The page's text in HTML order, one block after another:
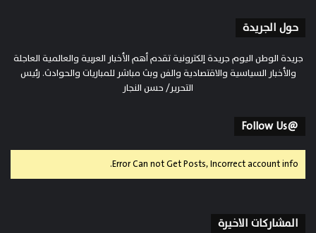
حول الجريدة
جريدة الوطن اليوم جريدة إلكترونية تقدم أهم الأخبار العربية والعالمية العاجلة
والأخبار السياسية والاقتصادية والفن وبث مباشر للمباريات والحوادث. رئيس
التحرير/ حسن النجار
@Follow Us
Error Can not Get Posts, Incorrect account info.
المشاركات الاخيرة